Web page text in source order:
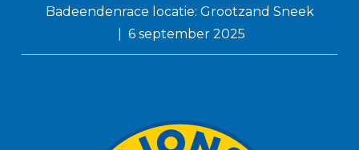
Badeendenrace locatie: Grootzand Sneek
6 september 2025